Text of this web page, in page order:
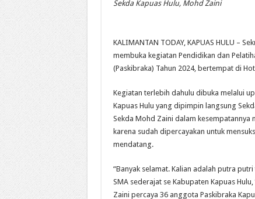
Sekda Kapuas Hulu, Mohd Zaini
KALIMANTAN TODAY, KAPUAS HULU –
membuka kegiatan Pendidikan dan
(Paskibraka) Tahun 2024, bertempat di
Kegiatan terlebih dahulu dibuka melalui
Kapuas Hulu yang dipimpin langsung
Sekda Mohd Zaini dalam kesempatannya
karena sudah dipercayakan untuk
mendatang.
“Banyak selamat. Kalian adalah putra
SMA sederajat se Kabupaten Kapuas
Zaini percaya 36 anggota Paskibraka